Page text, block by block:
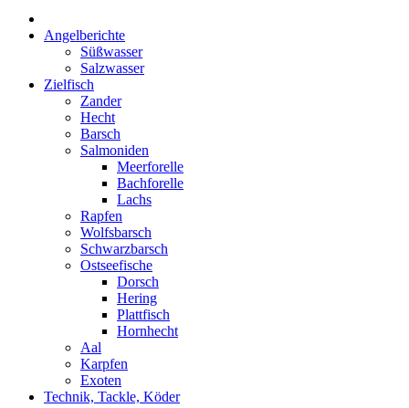
Angelberichte
Süßwasser
Salzwasser
Zielfisch
Zander
Hecht
Barsch
Salmoniden
Meerforelle
Bachforelle
Lachs
Rapfen
Wolfsbarsch
Schwarzbarsch
Ostseefische
Dorsch
Hering
Plattfisch
Hornhecht
Aal
Karpfen
Exoten
Technik, Tackle, Köder